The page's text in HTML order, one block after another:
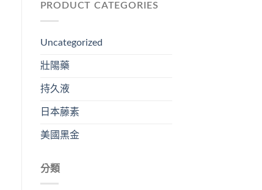
PRODUCT CATEGORIES
Uncategorized
壯陽藥
持久液
日本藤素
美國黑金
分類